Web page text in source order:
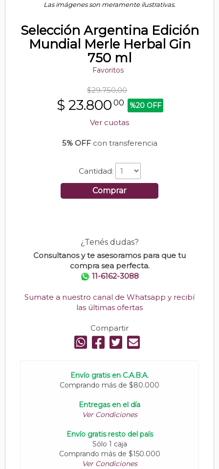
Las imágenes son meramente ilustrativas.
Selección Argentina Edición
Mundial Merle Herbal Gin
750 ml
Favoritos
$29.750,00
$ 23.800 00 %20 OFF
Ver cuotas
5% OFFcon transferencia
Cantidad:
Comprar
¿Tenés dudas?
Consultanos y te asesoramos para que tu
compra sea perfecta.
11-6162-3088
Sumate a nuestro canal de Whatsapp y recibí
las últimas ofertas
Compartir
Envío gratis en C.A.B.A.
Comprando más de $80.000
Entregas en el día
Ver Condiciones
Envío gratis resto del país
Sólo 1 caja
Comprando más de $150.000
Ver Condiciones